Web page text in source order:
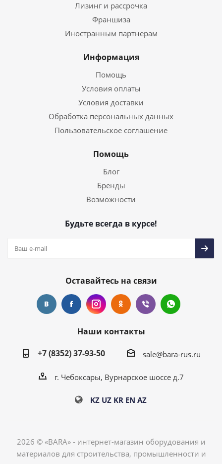
Лизинг и рассрочка
Франшиза
Иностранным партнерам
Информация
Помощь
Условия оплаты
Условия доставки
Обработка персональных данных
Пользовательское соглашение
Помощь
Блог
Бренды
Возможности
Будьте всегда в курсе!
Оставайтесь на связи
Наши контакты
+7 (8352) 37-93-50
sale@bara-rus.ru
г. Чебоксары, Вурнарское шоссе д.7
KZ UZ KR EN AZ
2026 © «BARA» - интернет-магазин оборудования и
материалов для строительства, промышленности и